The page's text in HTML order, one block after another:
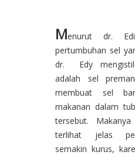
Menurut dr.
pertumbuhan sel
dr. Edy
adalah sel
membuat sel
makanan dalam
tersebut.
terlihat jelas
semakin kurus,